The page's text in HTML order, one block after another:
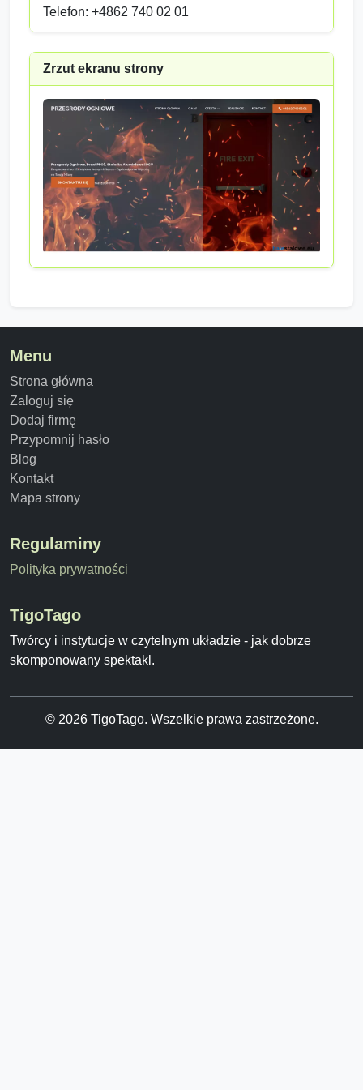
Telefon: +4862 740 02 01
Zrzut ekranu strony
Menu
Strona główna
Zaloguj się
Dodaj firmę
Przypomnij hasło
Blog
Kontakt
Mapa strony
Regulaminy
Polityka prywatności
TigoTago
Twórcy i instytucje w czytelnym układzie - jak dobrze
skomponowany spektakl.
© 2026 TigoTago. Wszelkie prawa zastrzeżone.